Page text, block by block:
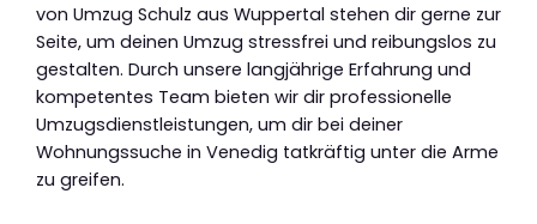
von Umzug Schulz aus Wuppertal stehen dir gerne zur
Seite, um deinen Umzug stressfrei und reibungslos zu
gestalten. Durch unsere langjährige Erfahrung und
kompetentes Team bieten wir dir professionelle
Umzugsdienstleistungen, um dir bei deiner
Wohnungssuche in Venedig tatkräftig unter die Arme
zu greifen.